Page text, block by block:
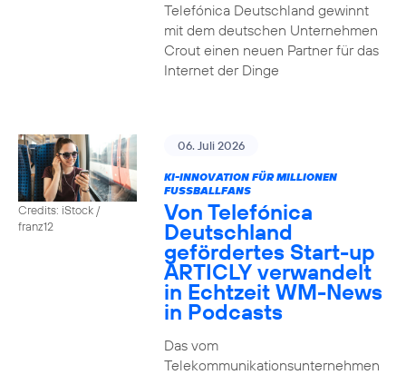
Telefónica Deutschland gewinnt
mit dem deutschen Unternehmen
Crout einen neuen Partner für das
Internet der Dinge
Credits: iStock /
franz12
06. Juli 2026
KI-INNOVATION FÜR MILLIONEN
FUSSBALLFANS
Von Telefónica
Deutschland
gefördertes Start-up
ARTICLY verwandelt
in Echtzeit WM-News
in Podcasts
Das vom
Telekommunikationsunternehmen